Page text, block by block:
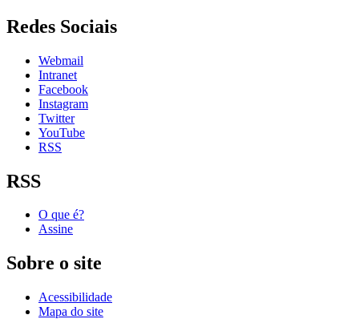
Redes Sociais
Webmail
Intranet
Facebook
Instagram
Twitter
YouTube
RSS
RSS
O que é?
Assine
Sobre o site
Acessibilidade
Mapa do site